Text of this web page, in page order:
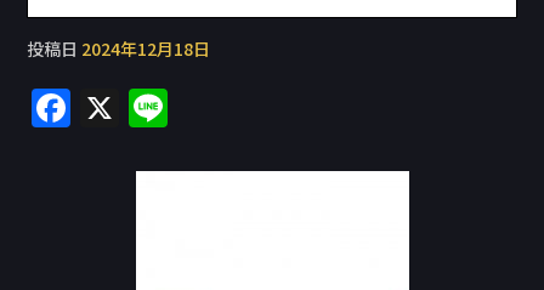
投稿日 2024年12月18日
F X
e